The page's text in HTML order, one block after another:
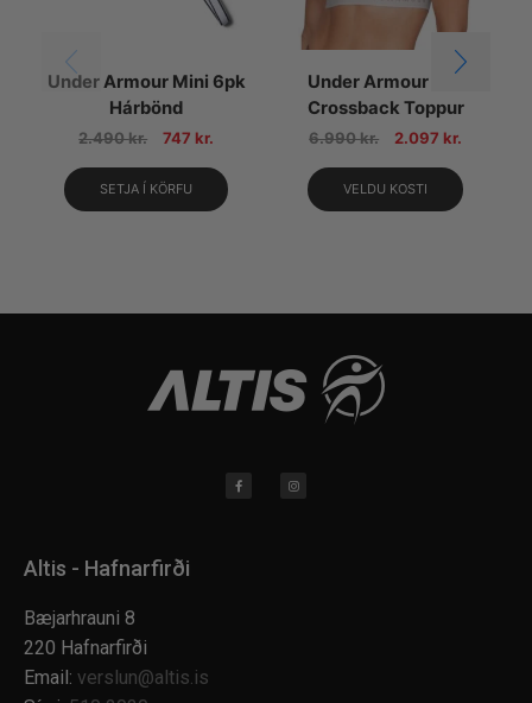
Under Armour Mini 6pk
Hárbönd
2.490kr. 747 kr.
SETJA Í KÖRFU
Under Armour Mid
Crossback Toppur
6.990kr. 2.097 kr.
VELDU KOSTI
Altis - Hafnarfirði
Bæjarhrauni 8
220 Hafnarfirði
Email: verslun@altis.is